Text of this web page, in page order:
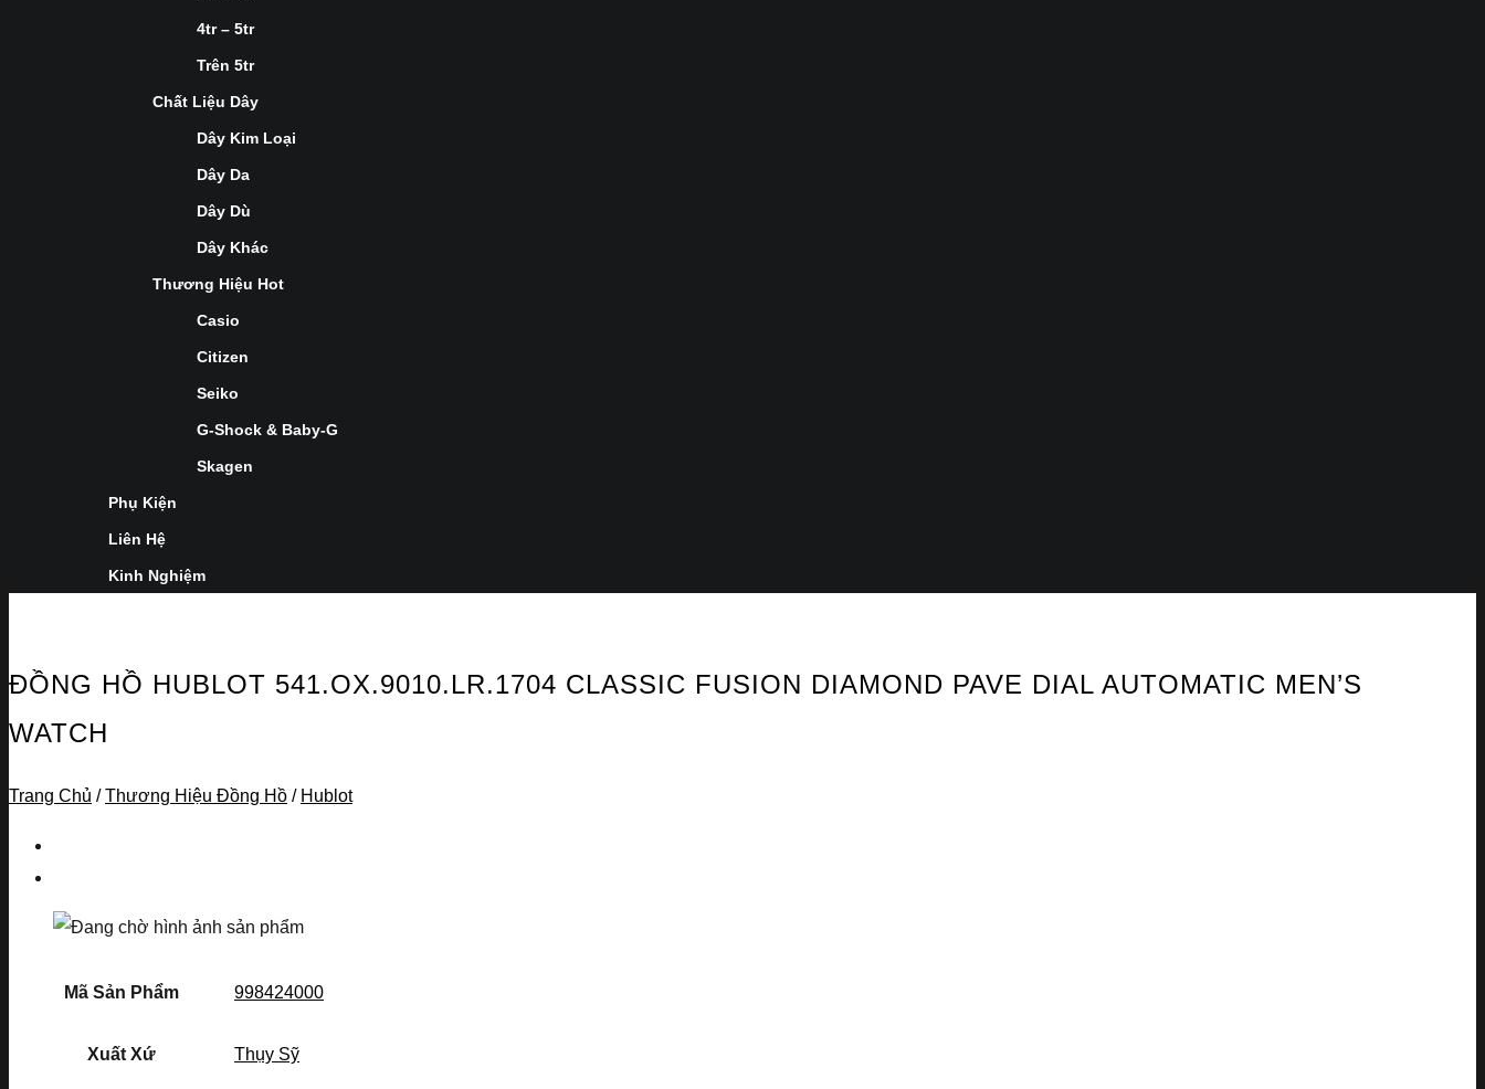
4tr – 5tr
Trên 5tr
Chất Liệu Dây
Dây Kim Loại
Dây Da
Dây Dù
Dây Khác
Thương Hiệu Hot
Casio
Citizen
Seiko
G-Shock & Baby-G
Skagen
Phụ Kiện
Liên Hệ
Kinh Nghiệm
ĐỒNG HỒ HUBLOT 541.OX.9010.LR.1704 CLASSIC FUSION DIAMOND PAVE DIAL AUTOMATIC MEN’S
WATCH
Trang Chủ / Thương Hiệu Đồng Hồ / Hublot
Mã Sản Phẩm 998424000
Xuất Xứ Thụy Sỹ